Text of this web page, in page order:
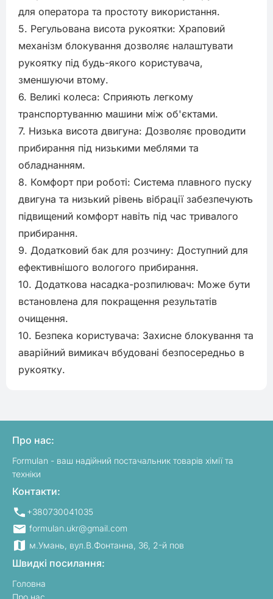
для оператора та простоту використання.
5. Регульована висота рукоятки: Храповий
механізм блокування дозволяє налаштувати
рукоятку під будь-якого користувача,
зменшуючи втому.
6. Великі колеса: Сприяють легкому
транспортуванню машини між об'єктами.
7. Низька висота двигуна: Дозволяє проводити
прибирання під низькими меблями та
обладнанням.
8. Комфорт при роботі: Система плавного пуску
двигуна та низький рівень вібрації забезпечують
підвищений комфорт навіть під час тривалого
прибирання.
9. Додатковий бак для розчину: Доступний для
ефективнішого вологого прибирання.
10. Додаткова насадка-розпилювач: Може бути
встановлена для покращення результатів
очищення.
10. Безпека користувача: Захисне блокування та
аварійний вимикач вбудовані безпосередньо в
рукоятку.
Про нас:
Formulan - ваш надійний постачальник товарів хімії та
техніки
Контакти:
+380730041035
formulan.ukr@gmail.com
м.Умань, вул.В.Фонтанна, 36, 2-й пов
Швидкі посилання:
Головна
Про нас